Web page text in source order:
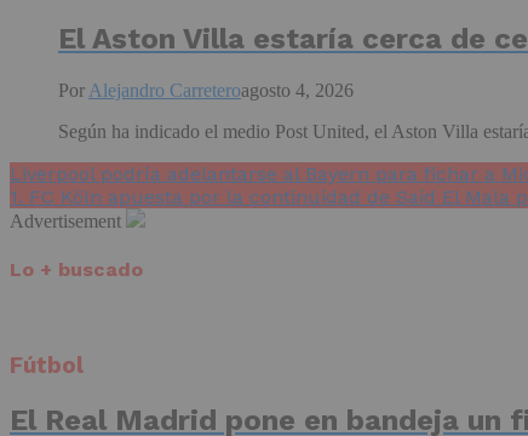
El Aston Villa estaría cerca de
Por Alejandro Carreteroagosto 4, 2026
Según ha indicado el medio Post United, el Aston Villa
Liverpool podría adelantarse al Bayern para fichar a
1. FC Köln apuesta por la continuidad de Said El Mala
Advertisement
Lo + buscado
Fútbol
El Real Madrid pone en bandeja un